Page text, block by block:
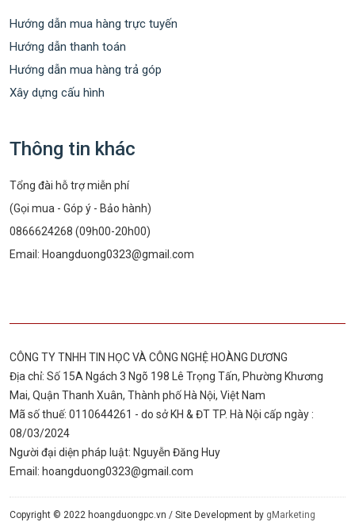
Hướng dẫn mua hàng trực tuyến
Hướng dẫn thanh toán
Hướng dẫn mua hàng trả góp
Xây dựng cấu hình
Thông tin khác
Tổng đài hỗ trợ miễn phí
(Gọi mua - Góp ý - Bảo hành)
0866624268 (09h00-20h00)
Email: Hoangduong0323@gmail.com
CÔNG TY TNHH TIN HỌC VÀ CÔNG NGHỆ HOÀNG DƯƠNG
Địa chỉ: Số 15A Ngách 3 Ngõ 198 Lê Trọng Tấn, Phường Khương
Mai, Quận Thanh Xuân, Thành phố Hà Nội, Việt Nam
Mã số thuế: 0110644261 - do sở KH & ĐT TP. Hà Nội cấp ngày :
08/03/2024
Người đại diện pháp luật: Nguyễn Đăng Huy
Email: hoangduong0323@gmail.com
Copyright © 2022 hoangduongpc.vn / Site Development by gMarketing